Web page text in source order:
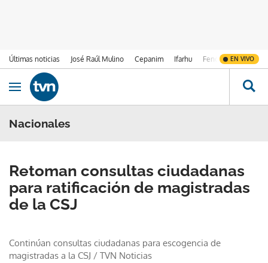
Últimas noticias José Raúl Mulino Cepanim Ifarhu Fenómeno de El
EN VIVO
Ir al contenido
Obrir navegació
Nacionales
Retoman consultas ciudadanas
para ratificación de magistradas
de la CSJ
Continúan consultas ciudadanas para escogencia de
magistradas a la CSJ / TVN Noticias